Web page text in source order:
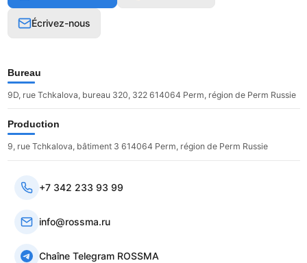
Écrivez-nous
Bureau
9D, rue Tchkalova, bureau 320, 322 614064 Perm, région de Perm Russie
Production
9, rue Tchkalova, bâtiment 3 614064 Perm, région de Perm Russie
+7 342 233 93 99
info@rossma.ru
Chaîne Telegram ROSSMA